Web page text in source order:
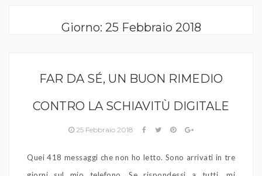
Giorno: 25 Febbraio 2018
FAR DA SÉ, UN BUON RIMEDIO
CONTRO LA SCHIAVITÙ DIGITALE
25 Febbraio 2018
Quei 418 messaggi che non ho letto. Sono arrivati in tre